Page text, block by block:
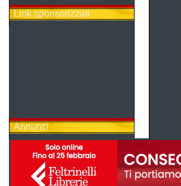
Link sponsorizzati
Annunci